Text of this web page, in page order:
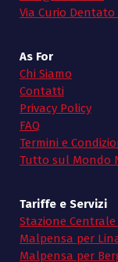
Via Curio Dentato
As For
Chi Siamo
Contatti
Privacy Policy
FAQ
Termini e
Tutto sul Mondo
Tariffe e Servizi
Stazione
Malpensa per
Malpensa per